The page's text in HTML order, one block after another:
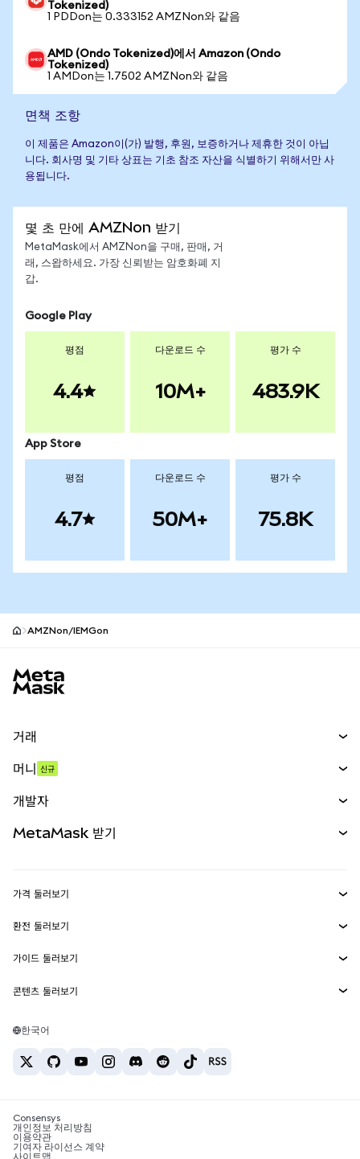
Tokenized)
1 PDDon는 0.333152 AMZNon와 같음
AMD (Ondo Tokenized)에서 Amazon (Ondo
Tokenized)
1 AMDon는 1.7502 AMZNon와 같음
면책 조항
이 제품은 Amazon이(가) 발행, 후원, 보증하거나 제휴한 것이 아닙
니다. 회사명 및 기타 상표는 기초 참조 자산을 식별하기 위해서만 사
용됩니다.
몇 초 만에 AMZNon 받기
MetaMask에서 AMZNon을 구매, 판매, 거
래, 스왑하세요. 가장 신뢰받는 암호화폐 지
갑.
Google Play
평점
4.4
다운로드 수
10M+
평가 수
483.9K
App Store
평점
4.7
다운로드 수
50M+
평가 수
75.8K
AMZNon/IEMGon
거래
무기한 선물
실물자산
머니 신규
개발자
MetaMask Connect
Snaps
웹3 서비스
MetaMask 받기
보안
고객 지원
채용
가격 둘러보기
이더리움 가격
솔라나 가격
테더 가격
환전 둘러보기
ETH를 USD로 환전
USDT를 INR로 환전
BTC를 INR로 환전
ETH를 USDT로 환전
가이드 둘러보기
ETH 매수
USDT 매수
SHIB 매수
BNB 매수
콘텐츠 둘러보기
솔라나 지갑
암호화폐 세금 뉴스
암호화폐 매수 방법
한국어
Consensys
개인정보 처리방침
이용약관
기여자 라이선스 계약
사이트맵